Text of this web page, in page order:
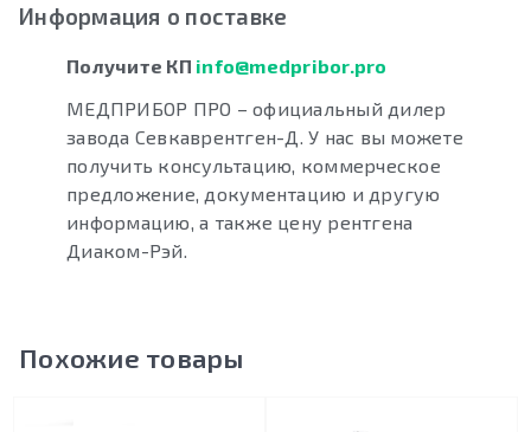
Информация о поставке
Получите КП info@medpribor.pro
МЕДПРИБОР ПРО – официальный дилер
завода Севкаврентген-Д. У нас вы можете
получить консультацию, коммерческое
предложение, документацию и другую
информацию, а также цену рентгена
Диаком-Рэй.
Похожие товары